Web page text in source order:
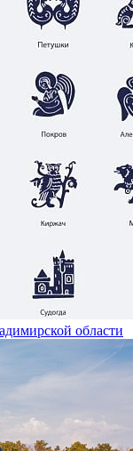
области